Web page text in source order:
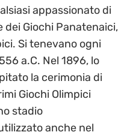
appassionato di
dei Giochi Panatenaici,
Si tenevano ogni
a.C. Nel 1896, lo
la cerimonia di
Giochi Olimpici
stadio
anche nel